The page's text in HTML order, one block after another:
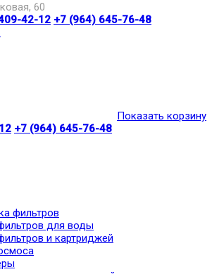
60
42-12 +7 (964) 645-76-48
Показать корзину
+7 (964) 645-76-48
фильтров
для воды
и картриджей